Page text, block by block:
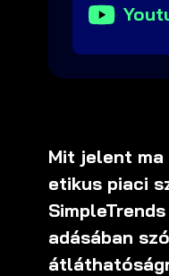
Mit jelent ma
etikus piaci
adásában